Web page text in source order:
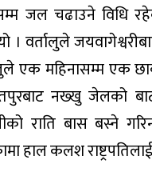
जल चढाउने विधि
। वर्तालुले
एक महिनासम्म एक
नख्खु जेलको
राति बास बस्ने
हाल कलश